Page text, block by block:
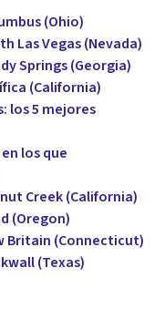
(Ohio)
Las Vegas (Nevada)
Springs (Georgia)
(California)
los 5 mejores
los que
Creek (California)
(Oregon)
Britain (Connecticut)
(Texas)